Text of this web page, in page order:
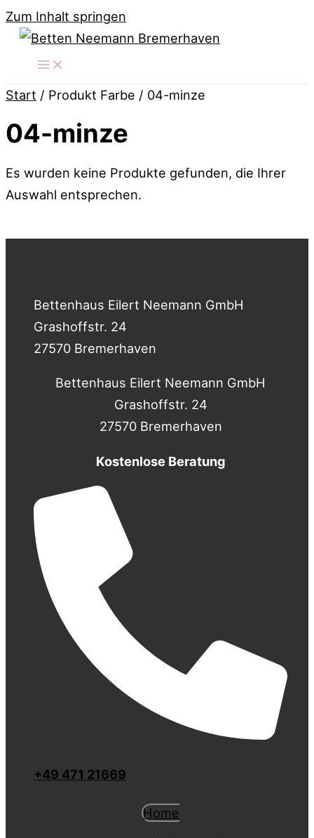
Zum Inhalt springen
Start / Produkt Farbe / 04-minze
04-minze
Es wurden keine Produkte gefunden, die Ihrer
Auswahl entsprechen.
Bettenhaus Eilert Neemann GmbH
Grashoffstr. 24
27570 Bremerhaven
Bettenhaus Eilert Neemann GmbH
Grashoffstr. 24
27570 Bremerhaven
Kostenlose Beratung
+49 471 21669
Home